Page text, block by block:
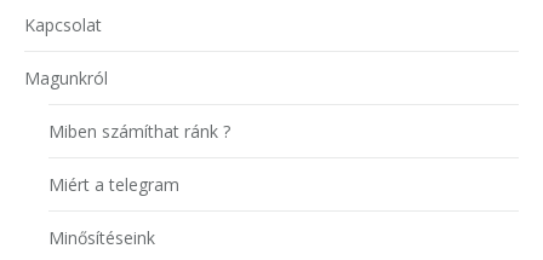
Kapcsolat
Magunkról
Miben számíthat ránk ?
Miért a telegram
Minősítéseink